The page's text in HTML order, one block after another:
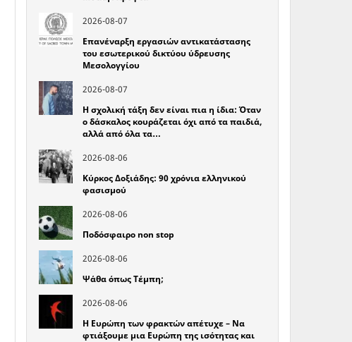
2026-08-07
Επανέναρξη εργασιών αντικατάστασης
του εσωτερικού δικτύου ύδρευσης
Μεσολογγίου
2026-08-07
Η σχολική τάξη δεν είναι πια η ίδια: Όταν
ο δάσκαλος κουράζεται όχι από τα παιδιά,
αλλά από όλα τα…
2026-08-06
Κύρκος Δοξιάδης: 90 χρόνια ελληνικού
φασισμού
2026-08-06
Ποδόσφαιρο non stop
2026-08-06
Ψάθα όπως Τέμπη;
2026-08-06
Η Ευρώπη των φρακτών απέτυχε – Να
φτιάξουμε μια Ευρώπη της ισότητας και